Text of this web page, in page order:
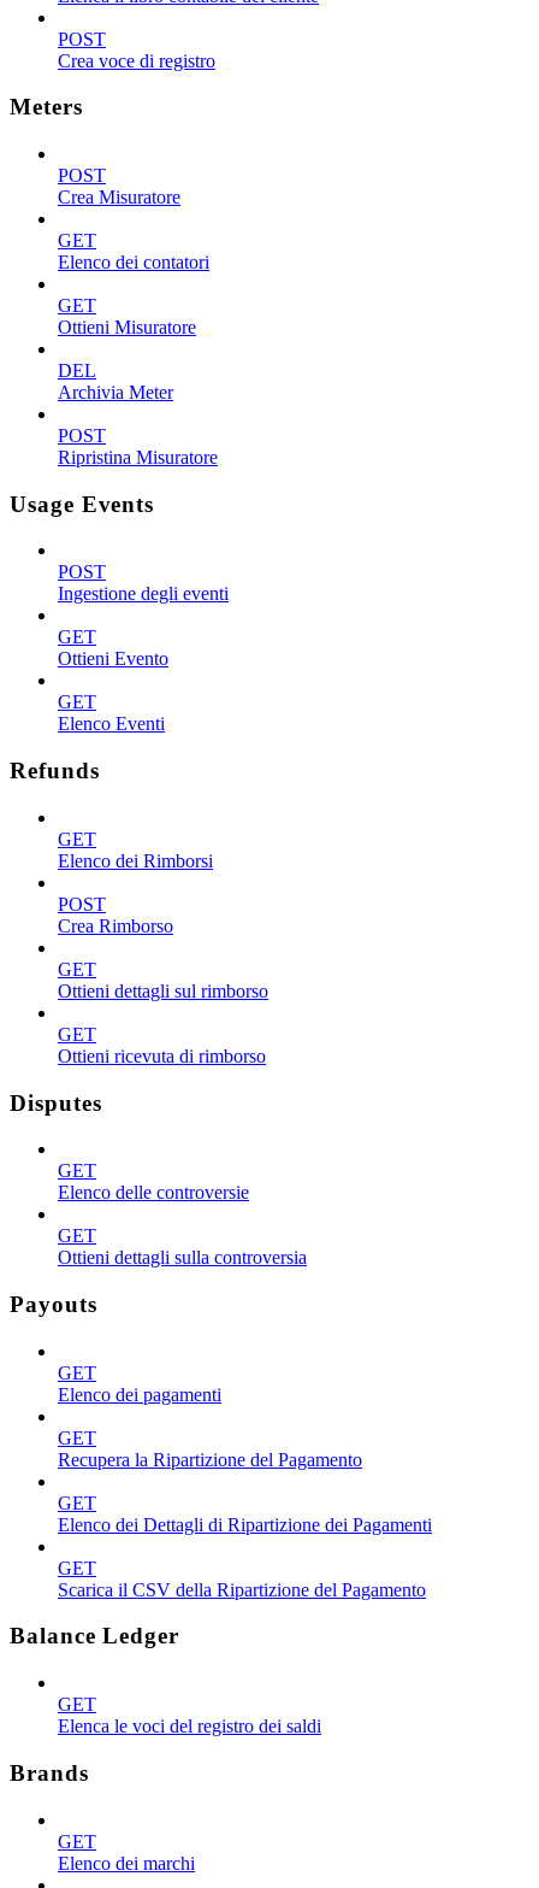
POST
Crea voce di registro
Meters
POST
Crea Misuratore
GET
Elenco dei contatori
GET
Ottieni Misuratore
DEL
Archivia Meter
POST
Ripristina Misuratore
Usage Events
POST
Ingestione degli eventi
GET
Ottieni Evento
GET
Elenco Eventi
Refunds
GET
Elenco dei Rimborsi
POST
Crea Rimborso
GET
Ottieni dettagli sul rimborso
GET
Ottieni ricevuta di rimborso
Disputes
GET
Elenco delle controversie
GET
Ottieni dettagli sulla controversia
Payouts
GET
Elenco dei pagamenti
GET
Recupera la Ripartizione del Pagamento
GET
Elenco dei Dettagli di Ripartizione dei Pagamenti
GET
Scarica il CSV della Ripartizione del Pagamento
Balance Ledger
GET
Elenca le voci del registro dei saldi
Brands
GET
Elenco dei marchi